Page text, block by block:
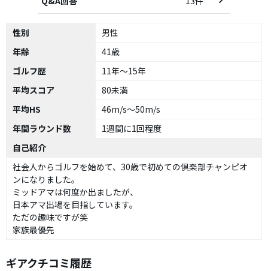
性別
男性
年齢
41歳
ゴルフ歴
11年～15年
平均スコア
80未満
平均HS
46m/s～50m/s
年間ラウンド数
1週間に1回程度
自己紹介
社会人からゴルフを始めて、30歳で初めての倶楽部チャンピオ
ンになりました。
ミッドアマは何度か出ましたが、
日本アマ出場を目指しています。
ただの趣味ですが笑
家族最優先
ギアクチコミ履歴